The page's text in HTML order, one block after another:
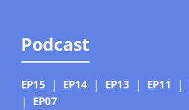
Podcast
EP15 | EP14 | EP13 | EP11 |
| EP07